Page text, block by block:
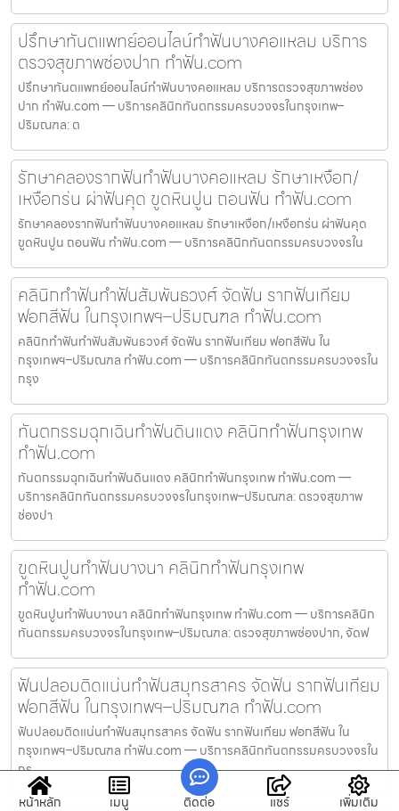
ปรึกษาทันตแพทย์ออนไลน์ทำฟันบางคอแหลม บริการ
ตรวจสุขภาพช่องปาก ทำฟัน.com
ปรึกษาทันตแพทย์ออนไลน์ทำฟันบางคอแหลม บริการตรวจสุขภาพช่อง
ปาก ทำฟัน.com — บริการคลินิกทันตกรรมครบวงจรในกรุงเทพ–
ปริมณฑล: ต
รักษาคลองรากฟันทำฟันบางคอแหลม รักษาเหงือก/
เหงือกร่น ผ่าฟันคุด ขูดหินปูน ถอนฟัน ทำฟัน.com
รักษาคลองรากฟันทำฟันบางคอแหลม รักษาเหงือก/เหงือกร่น ผ่าฟันคุด
ขูดหินปูน ถอนฟัน ทำฟัน.com — บริการคลินิกทันตกรรมครบวงจรใน
คลินิกทำฟันทำฟันสัมพันธวงศ์ จัดฟัน รากฟันเทียม
ฟอกสีฟัน ในกรุงเทพฯ–ปริมณฑล ทำฟัน.com
คลินิกทำฟันทำฟันสัมพันธวงศ์ จัดฟัน รากฟันเทียม ฟอกสีฟัน ใน
กรุงเทพฯ–ปริมณฑล ทำฟัน.com — บริการคลินิกทันตกรรมครบวงจรใน
กรุง
ทันตกรรมฉุกเฉินทำฟันดินแดง คลินิกทำฟันกรุงเทพ
ทำฟัน.com
ทันตกรรมฉุกเฉินทำฟันดินแดง คลินิกทำฟันกรุงเทพ ทำฟัน.com —
บริการคลินิกทันตกรรมครบวงจรในกรุงเทพ–ปริมณฑล: ตรวจสุขภาพ
ช่องปา
ขูดหินปูนทำฟันบางนา คลินิกทำฟันกรุงเทพ
ทำฟัน.com
ขูดหินปูนทำฟันบางนา คลินิกทำฟันกรุงเทพ ทำฟัน.com — บริการคลินิก
ทันตกรรมครบวงจรในกรุงเทพ–ปริมณฑล: ตรวจสุขภาพช่องปาก, จัดฟ
ฟันปลอมติดแน่นทำฟันสมุทรสาคร จัดฟัน รากฟันเทียม
ฟอกสีฟัน ในกรุงเทพฯ–ปริมณฑล ทำฟัน.com
ฟันปลอมติดแน่นทำฟันสมุทรสาคร จัดฟัน รากฟันเทียม ฟอกสีฟัน ใน
กรุงเทพฯ–ปริมณฑล ทำฟัน.com — บริการคลินิกทันตกรรมครบวงจรใน
กรุ
หน้าหลัก เมนู ติดต่อ แชร์ เพิ่มเติม